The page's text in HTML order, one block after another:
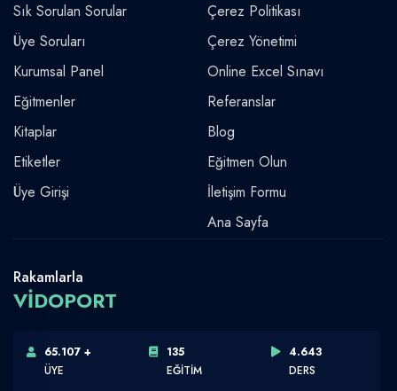
Sık Sorulan Sorular
Üye Soruları
Kurumsal Panel
Eğitmenler
Kitaplar
Etiketler
Üye Girişi
Çerez Politikası
Çerez Yönetimi
Online Excel Sınavı
Referanslar
Blog
Eğitmen Olun
İletişim Formu
Ana Sayfa
Rakamlarla
VİDOPORT
65.107 +
ÜYE
135
EĞİTİM
4.643
DERS